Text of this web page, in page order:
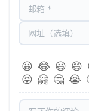
😀 😂 😃 😄
😝 🤗 🤔 😭